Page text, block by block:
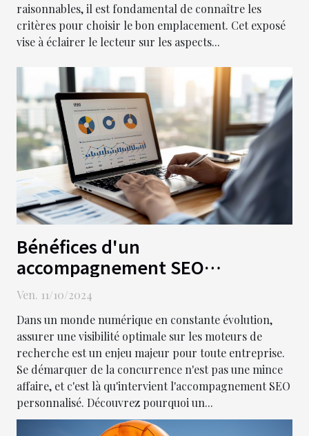
raisonnables, il est fondamental de connaître les
critères pour choisir le bon emplacement. Cet exposé
vise à éclairer le lecteur sur les aspects...
Bénéfices d'un
accompagnement SEO
personnalisé pour votre
entreprise
Ven. 11/10/2024
Dans un monde numérique en constante évolution,
assurer une visibilité optimale sur les moteurs de
recherche est un enjeu majeur pour toute entreprise.
Se démarquer de la concurrence n'est pas une mince
affaire, et c'est là qu'intervient l'accompagnement SEO
personnalisé. Découvrez pourquoi un...